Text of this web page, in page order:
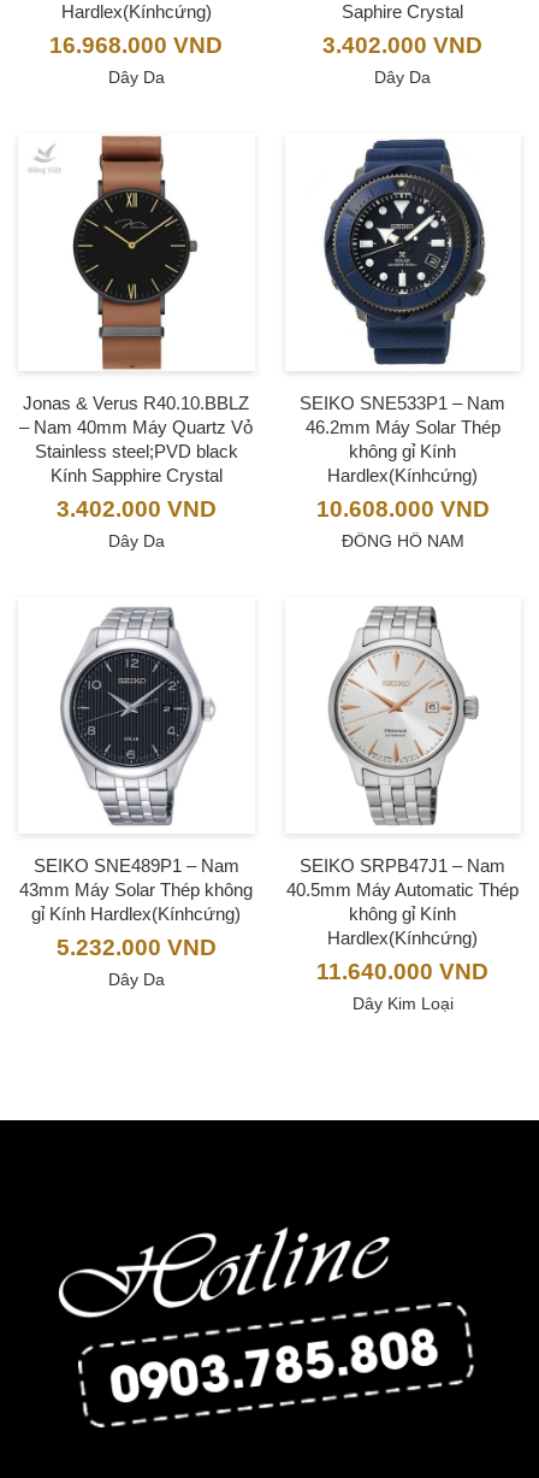
Hardlex(Kínhcứng)
16.968.000VND
Dây Da
Saphire Crystal
3.402.000VND
Dây Da
Jonas & Verus R40.10.BBLZ
– Nam 40mm Máy Quartz Vỏ
Stainless steel;PVD black
Kính Sapphire Crystal
3.402.000 VND
Dây Da
SEIKO SNE533P1 – Nam
46.2mm Máy Solar Thép
không gỉ Kính
Hardlex(Kínhcứng)
10.608.000 VND
ĐỒNG HỒ NAM
SEIKO SNE489P1 – Nam
43mm Máy Solar Thép không
gỉ Kính Hardlex(Kínhcứng)
5.232.000 VND
Dây Da
SEIKO SRPB47J1 – Nam
40.5mm Máy Automatic Thép
không gỉ Kính
Hardlex(Kínhcứng)
11.640.000VND
Dây Kim Loại